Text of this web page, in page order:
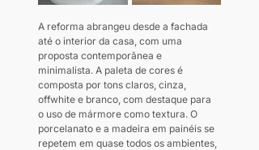
A reforma abrangeu desde a fachada
até o interior da casa, com uma
proposta contemporânea e
minimalista. A paleta de cores é
composta por tons claros, cinza,
offwhite e branco, com destaque para
o uso de mármore como textura. O
porcelanato e a madeira em painéis se
repetem em quase todos os ambientes,